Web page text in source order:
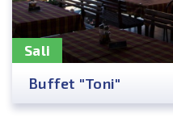
Sali
Buffet "Toni"